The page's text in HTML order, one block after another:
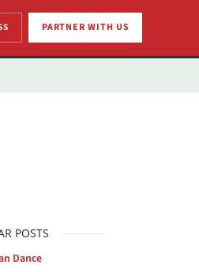
PARTNER WITH US
POSTS
Dance